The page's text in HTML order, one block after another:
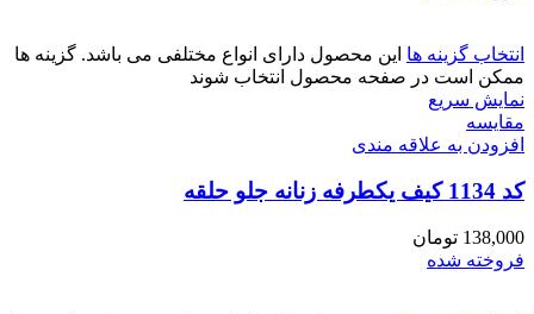
انتخاب گزینه ها این محصول دارای انواع مختلفی می باشد. گزینه ها
ممکن است در صفحه محصول انتخاب شوند
نمایش سریع
مقايسه
افزودن به علاقه مندی
کد 1134 کیف یکطرفه زنانه جلو حلقه
138,000 تومان
فروخته شده